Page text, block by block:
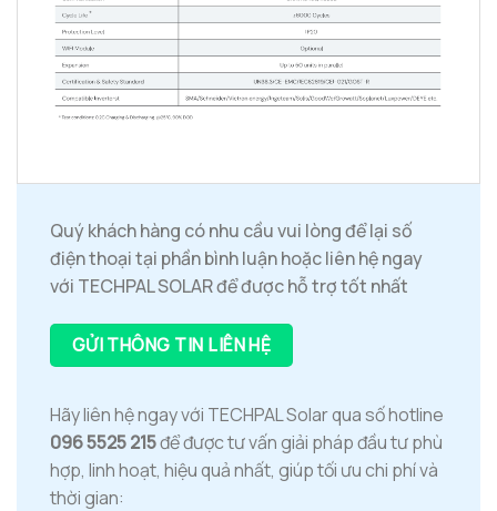
Quý khách hàng có nhu cầu vui lòng để lại số
điện thoại tại phần bình luận hoặc liên hệ ngay
với TECHPAL SOLAR để được hỗ trợ tốt nhất
GỬI THÔNG TIN LIÊN HỆ
Hãy liên hệ ngay với TECHPAL Solar qua số hotline
096 5525 215để được tư vấn giải pháp đầu tư phù
hợp, linh hoạt, hiệu quả nhất, giúp tối ưu chi phí và
thời gian: